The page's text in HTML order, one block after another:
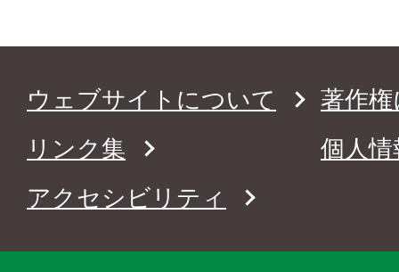
ウェブサイトについて
著作
リンク集
個人
アクセシビリティ